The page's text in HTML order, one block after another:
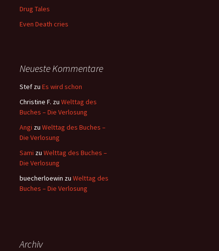
Drug Tales
Even Death cries
Neueste Kommentare
Stef zu Es wird schon
Christine F. zu Welttag des
Buches – Die Verlosung
Angi zu Welttag des Buches –
Die Verlosung
Sami zu Welttag des Buches –
Die Verlosung
buecherloewin zu Welttag des
Buches – Die Verlosung
Archiv